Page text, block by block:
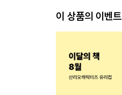
이 상품의 이벤트